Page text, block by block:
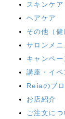
スキンケア
ヘアケア
その他（健
サロンメニ
キャンペー
講座・イベ
Reiaのブ
お店紹介
ご注文につ